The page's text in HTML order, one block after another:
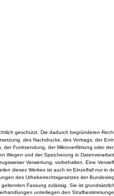
geschützt. Die dadurch begründeten
des Nachdrucks, des Vortrags, der
der Funksendung, der Mikroverfilmung oder der
Wegen und der Speicherung in
Verwertung, vorbehalten. Eine
dieses Werkes ist auch im Einzelfall nur in
des Urheberrechtsgesetzes der
Fassung zulässig. Sie ist
unterliegen den